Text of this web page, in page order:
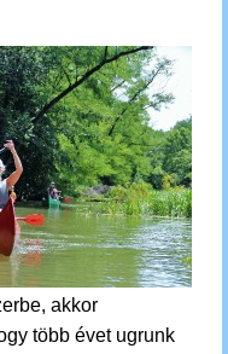
akkor
több évet ugrunk